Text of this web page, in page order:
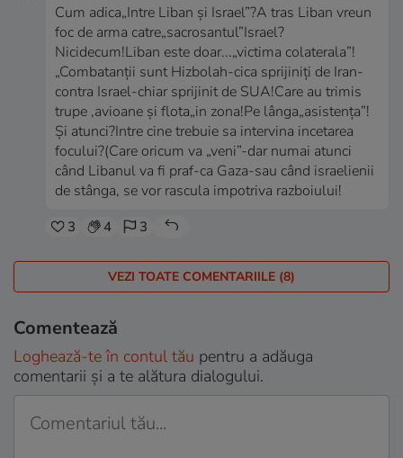
Cum adica„Intre Liban și Israel”?A tras Liban vreun
foc de arma catre„sacrosantul”Israel?
Nicidecum!Liban este doar...„victima colaterala”!
„Combatanții sunt Hizbolah-cica sprijiniți de Iran-
contra Israel-chiar sprijinit de SUA!Care au trimis
trupe ,avioane și flota„in zona!Pe lânga„asistența”!
Și atunci?Intre cine trebuie sa intervina incetarea
focului?(Care oricum va „veni”-dar numai atunci
când Libanul va fi praf-ca Gaza-sau când israelienii
de stânga, se vor rascula impotriva razboiului!
3 4 3
VEZI TOATE COMENTARIILE (8)
Comentează
Loghează-te în contul tău pentru a adăuga
comentarii și a te alătura dialogului.